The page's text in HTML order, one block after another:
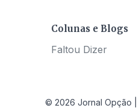
Colunas e Blogs
Faltou Dizer
© 2026 Jornal Opção |